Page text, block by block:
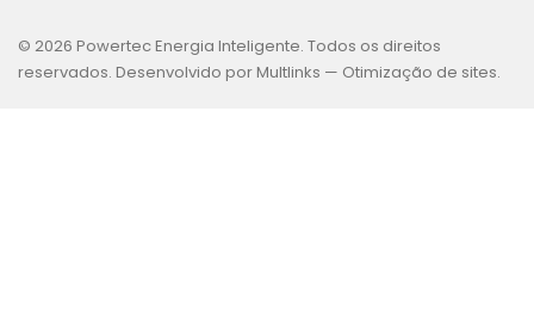
© 2026 Powertec Energia Inteligente. Todos os direitos
reservados. Desenvolvido por Multlinks — Otimização de sites.